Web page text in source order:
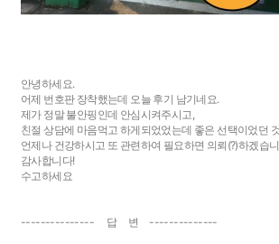
안녕하세요.
어제 번호판 장착했는데 오늘 후기 남기네요.
제가 정말 불안핑인데 안심시켜주시고,
친절 상담에 마음먹고 하게되었었는데 좋은 선택이었던
언제나 건강하시고 또 관련하여 필요하면 의뢰(?)하겠습
감사합니다!
수고하세요
--------------- 답 변 --------------